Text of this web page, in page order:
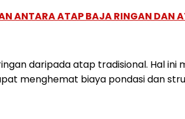
ANTARA ATAP BAJA RINGAN DAN
daripada atap tradisional. Hal
menghemat biaya pondasi dan